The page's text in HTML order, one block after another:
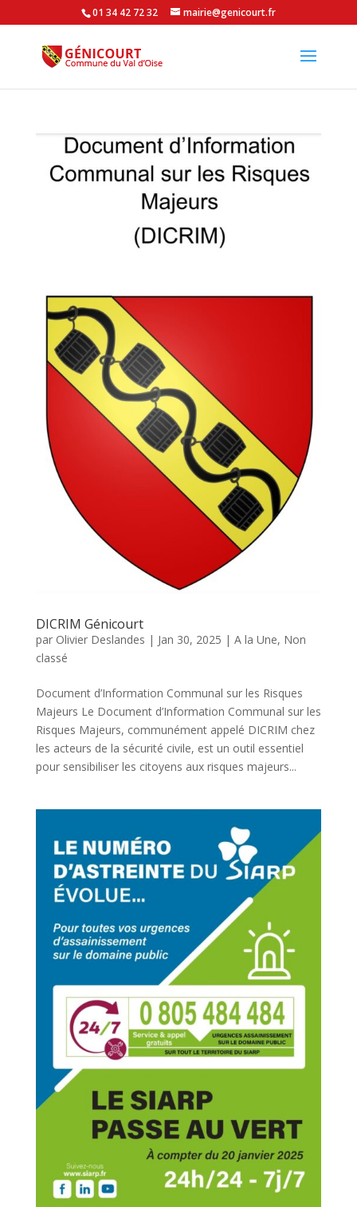
01 34 42 72 32 mairie@genicourt.fr
DICRIM Génicourt
par Olivier Deslandes | Jan 30, 2025 | A la Une, Non
classé
Document d’Information Communal sur les Risques
Majeurs Le Document d’Information Communal sur les
Risques Majeurs, communément appelé DICRIM chez
les acteurs de la sécurité civile, est un outil essentiel
pour sensibiliser les citoyens aux risques majeurs...